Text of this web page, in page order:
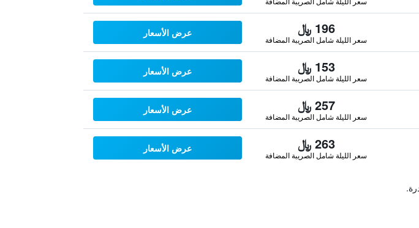
196 ﷼
سعر الليلة شامل الصريبة المضافة
عرض الأسعار
153 ﷼
سعر الليلة شامل الصريبة المضافة
عرض الأسعار
257 ﷼
سعر الليلة شامل الصريبة المضافة
عرض الأسعار
263 ﷼
سعر الليلة شامل الصريبة المضافة
عرض الأسعار